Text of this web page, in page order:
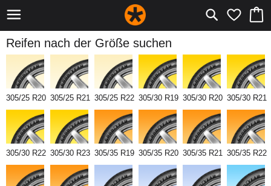
Reifen nach der Größe suchen
305/25 R20 305/25 R21 305/25 R22 305/30 R19 305/30 R20 305/30 R21
305/30 R22 305/30 R23 305/35 R19 305/35 R20 305/35 R21 305/35 R22